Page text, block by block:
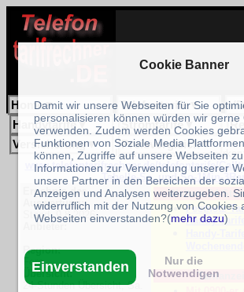
Home▼ Telefontarife▼
Handytarife▼ Stromtarife▼
Versicherung▼ Preisvergleich▼
Unser Link zum Bookmarken:
www.telefontarifrechner.de/telefontarife/
Tabelle-Sa. und So-1Min-
Ergebnis der
Auswertung:
Stand: 9.8.2026
Region:
Fern
Übersicht:
24-Stunden Übersicht, Sa.
Weitere 24-
Festnetz-
Handy-
Cookie Banner
Damit wir unsere Webseiten für Sie
personalisieren können würden wir gerne
verwenden. Zudem werden Cookies
Funktionen von Soziale Media
können, Zugriffe auf unsere Webseiten
Informationen zur Verwendung unserer
unsere Partner in den Bereichen der
Anzeigen und Analysen weiterzugeben.
widerruflich mit der Nutzung von Cookies
Webseiten einverstanden?(mehr dazu)
Einverstanden
Nur die
Notwendigen